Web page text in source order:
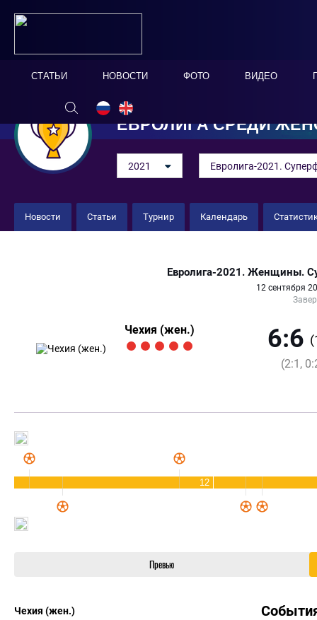
СТАТЬИ НОВОСТИ ФОТО ВИДЕО
ЕВРОЛИГА СРЕДИ
2021 Евролига-2021.
Новости Статьи Турнир Календарь
Евролига-2021. Женщины.
12 сентября
Чехия (жен.) 6:6
(2:1,
12
Превью
Чехия (жен.)